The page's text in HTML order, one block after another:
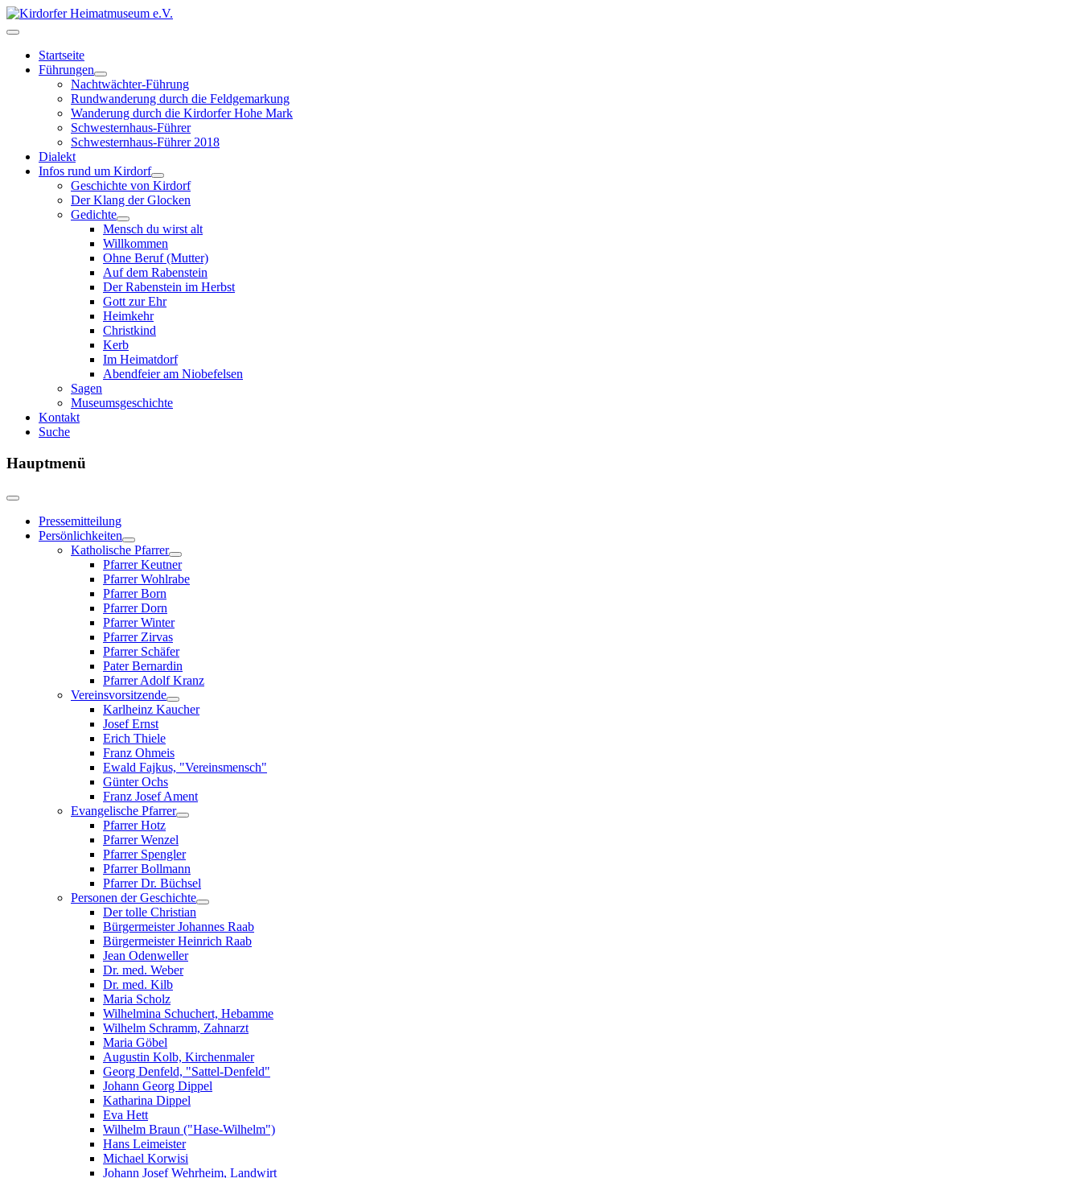
Startseite
Führungen
Nachtwächter-Führung
Rundwanderung durch die Feldgemarkung
Wanderung durch die Kirdorfer Hohe Mark
Schwesternhaus-Führer
Schwesternhaus-Führer 2018
Dialekt
Infos rund um Kirdorf
Geschichte von Kirdorf
Der Klang der Glocken
Gedichte
Mensch du wirst alt
Willkommen
Ohne Beruf (Mutter)
Auf dem Rabenstein
Der Rabenstein im Herbst
Gott zur Ehr
Heimkehr
Christkind
Kerb
Im Heimatdorf
Abendfeier am Niobefelsen
Sagen
Museumsgeschichte
Kontakt
Suche
Hauptmenü
Pressemitteilung
Persönlichkeiten
Katholische Pfarrer
Pfarrer Keutner
Pfarrer Wohlrabe
Pfarrer Born
Pfarrer Dorn
Pfarrer Winter
Pfarrer Zirvas
Pfarrer Schäfer
Pater Bernardin
Pfarrer Adolf Kranz
Vereinsvorsitzende
Karlheinz Kaucher
Josef Ernst
Erich Thiele
Franz Ohmeis
Ewald Fajkus, "Vereinsmensch"
Günter Ochs
Franz Josef Ament
Evangelische Pfarrer
Pfarrer Hotz
Pfarrer Wenzel
Pfarrer Spengler
Pfarrer Bollmann
Pfarrer Dr. Büchsel
Personen der Geschichte
Der tolle Christian
Bürgermeister Johannes Raab
Bürgermeister Heinrich Raab
Jean Odenweller
Dr. med. Weber
Dr. med. Kilb
Maria Scholz
Wilhelmina Schuchert, Hebamme
Wilhelm Schramm, Zahnarzt
Maria Göbel
Augustin Kolb, Kirchenmaler
Georg Denfeld, "Sattel-Denfeld"
Johann Georg Dippel
Katharina Dippel
Eva Hett
Wilhelm Braun ("Hase-Wilhelm")
Hans Leimeister
Michael Korwisi
Johann Josef Wehrheim, Landwirt